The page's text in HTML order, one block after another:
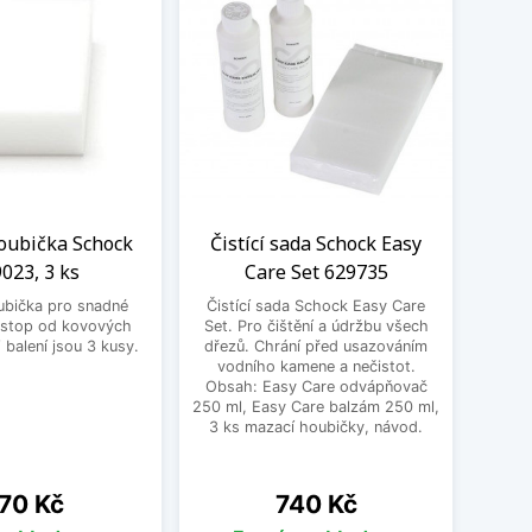
Schock
3 ks
pro snadné
od kovových
jsou 3 kusy.
Kč
Čistící sada Schock Easy
Care Set 629735
Čistící sada Schock Easy Care
Set. Pro čištění a údržbu všech
dřezů. Chrání před usazováním
vodního kamene a nečistot.
Obsah: Easy Care odvápňovač
250 ml, Easy Care balzám 250 ml,
3 ks mazací houbičky, návod.
Cena
740 Kč